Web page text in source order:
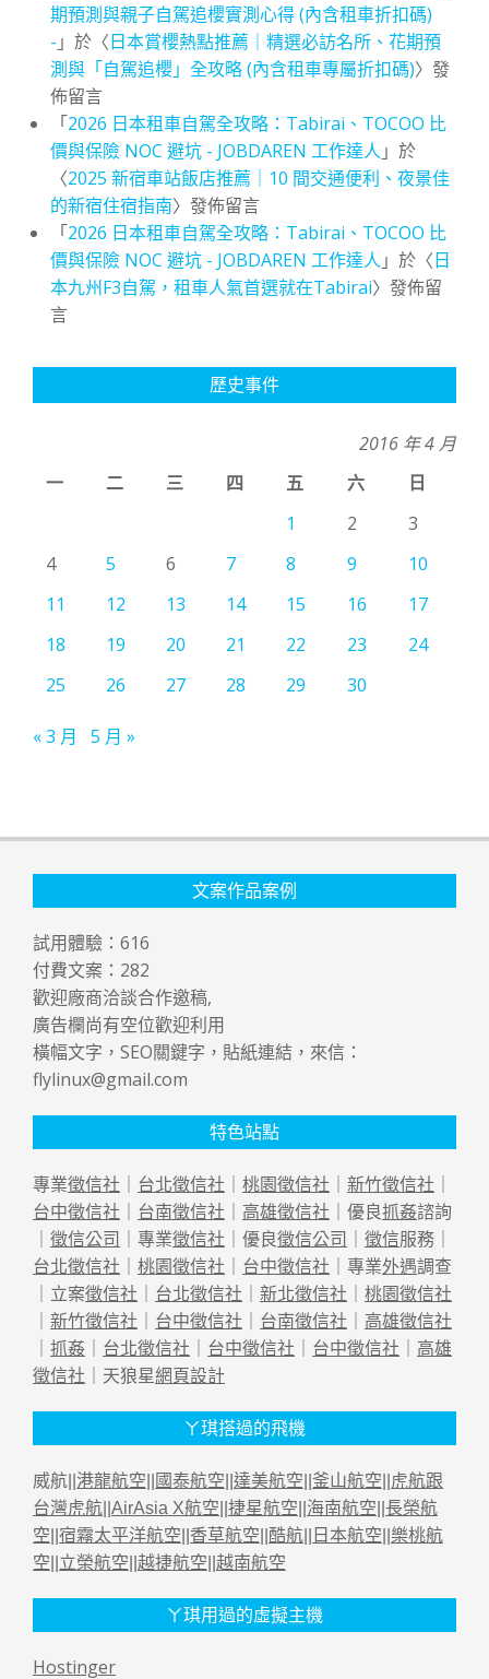
期預測與親子自駕追櫻實測心得 (內含租車折扣碼)
- 」於〈日本賞櫻熱點推薦｜精選必訪名所、花期預
測與「自駕追櫻」全攻略 (內含租車專屬折扣碼)〉發
佈留言
「2026 日本租車自駕全攻略：Tabirai、TOCOO 比
價與保險 NOC 避坑 - JOBDAREN 工作達人 」於
〈2025 新宿車站飯店推薦｜10 間交通便利、夜景佳
的新宿住宿指南〉發佈留言
「2026 日本租車自駕全攻略：Tabirai、TOCOO 比
價與保險 NOC 避坑 - JOBDAREN 工作達人 」於〈日
本九州F3自駕，租車人氣首選就在Tabirai〉發佈留
言
歷史事件
2016 年 4 月
一
二 三 四 五 六
日
1
2
3
4
5 6 7 8 9
10
11
12 13 14 15 16
17
18
19 20 21 22 23
24
25
26 27 28 29 30
« 3 月 5 月 »
文案作品案例
試用體驗： 616
付費文案： 282
歡迎廠商洽談合作邀稿,
廣告欄尚有空位歡迎利用
橫幅文字，SEO關鍵字，貼紙連結，來信：
flylinux@gmail.com
特色站點
專業徵信社 ｜ 台北徵信社 ｜ 桃園徵信社 ｜ 新竹徵信社 ｜
台中徵信社 ｜ 台南徵信社 ｜ 高雄徵信社 ｜優良抓姦諮詢
｜ 徵信公司 ｜專業徵信社 ｜優良徵信公司 ｜ 徵信服務｜
台北徵信社 ｜ 桃園徵信社 ｜ 台中徵信社 ｜專業外遇調查
｜立案徵信社 ｜ 台北徵信社 ｜ 新北徵信社 ｜ 桃園徵信社
｜ 新竹徵信社 ｜ 台中徵信社 ｜ 台南徵信社 ｜ 高雄徵信社
｜ 抓姦 ｜ 台北徵信社 ｜ 台中徵信社 ｜ 台中徵信社 ｜ 高雄
徵信社 ｜天狼星網頁設計
ㄚ琪搭過的飛機
威航|| 港龍航空 國泰航空 達美航空 釜山航空
虎航跟
台灣虎航 AirAsia X航空 捷星航空 海南航空 長榮航
空 宿霧太平洋航空 香草航空 酷航 日本航空 樂桃航
空 立榮航空 越捷航空 越南航空
ㄚ琪用過的虛擬主機
Hostinger